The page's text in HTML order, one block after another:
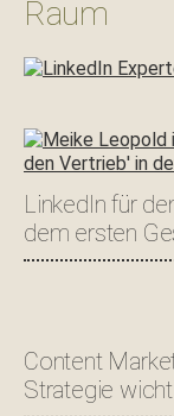
Raum
LinkedIn für
dem ersten
Content
Strategie